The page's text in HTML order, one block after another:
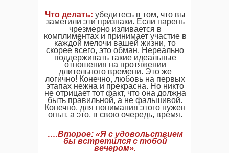
Что делать: убедитесь в том, что вы
заметили эти признаки. Если парень
чрезмерно изливается в
комплиментах и принимает участие в
каждой мелочи вашей жизни, то
скорее всего, это обман. Нереально
поддерживать такие идеальные
отношения на протяжении
длительного времени. Это же
логично! Конечно, любовь на первых
этапах нежна и прекрасна. Но никто
не отрицает тот факт, что она должна
быть правильной, а не фальшивой.
Конечно, для понимания этого нужен
опыт, а это, в свою очередь, время.
….Второе: «Я с удовольствием
бы встретился с тобой
вечером».